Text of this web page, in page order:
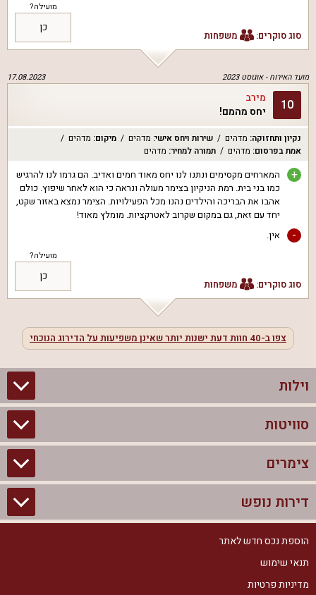
סוג סוקרים: משפחות
מועילה?
כן
מועד האירוח -אוגוסט 2023 17.08.2023
10 מירב
יחס מהמם!
נקיון ותחזוקה: מדהים שירות ויחס אישי: מדהים מיקום: מדהים
אמת בפרסום: מדהים תמורה למחיר: מדהים
+
המארחים מקסימים ונתנו לנו יחס מאוד חמים ואדיב. הם גרמו לנו להרגיש
כמו בני בית. רמת הניקיון בצימר מעולה ונראה כי הוא לאחר שיפוץ. כולם
אהבו את הבריכה והילדים נהנו מכל הפעילויות. הצימר נמצא באזור שקט,
יחד עם זאת, גם במקום שקרוב לאטרקציות. מומלץ מאוד!
- אין.
סוג סוקרים: משפחות
מועילה?
כן
צפו ב-40חוות דעת ישנות יותר שאינן משפיעות על הדירוג הנוכחי
וילות
וילות בצפון
וילות להשכרה
וילות למסיבת רווקים
וילות נופש
סוויטות
סוויטות בצפון
צימרים לזוגות עם בריכה פרטית
צימרים יוקרתיים
צימרים
צימרים בצפון
צימרים לזוגות
צימרים למשפחות
דירות נופש
דירות נופש בצפון
הוספת נכס חדש לאתר
תנאי שימוש
מדיניות פרטיות